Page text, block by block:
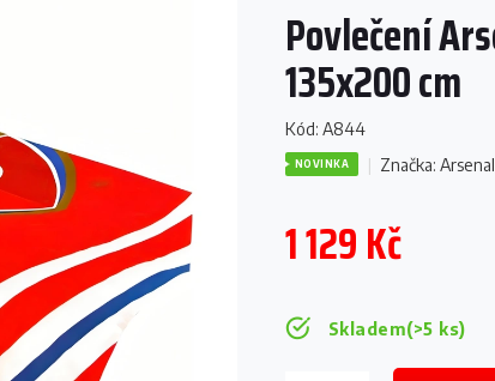
Povlečení
135x200 cm
Kód: A844
NOVINKA Značka:
1 129 Kč
Skladem(>5 ks)